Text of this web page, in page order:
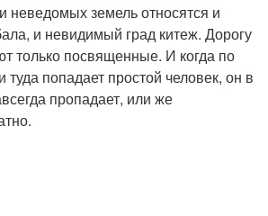
неведомых земель относятся и
и невидимый град китеж. Дорогу
только посвященные. И когда по
туда попадает простой человек, он в
пропадает, или же